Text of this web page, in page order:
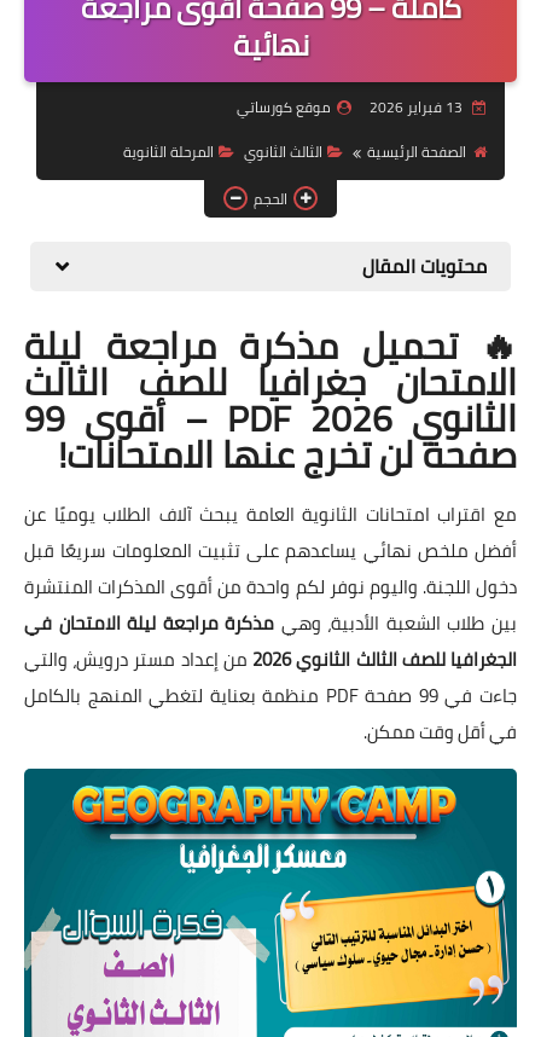
موضوعات
تربويات
تكنولوجيا
قصص للأطفال
نهائية
موقع كورساتي
الصفحة الرئيسية
الثالث الثانوي
المرحلة الثانوية
الحجم
محتويات المقال
🔥 تحميل مذكرة مراجعة ليلة
الامتحان جغرافيا للصف الثالث
الثانوي 2026 PDF – أقوى 99
صفحة لن تخرج عنها الامتحانات!
مع اقتراب امتحانات الثانوية العامة يبحث آلاف الطلاب يوميًا عن
أفضل ملخص نهائي يساعدهم على تثبيت المعلومات سريعًا قبل
دخول اللجنة. واليوم نوفر لكم واحدة من أقوى المذكرات المنتشرة
بين طلاب الشعبة الأدبية، وهي مذكرة مراجعة ليلة الامتحان في
الجغرافيا للصف الثالث الثانوي 2026
من إعداد مستر درويش، والتي
جاءت في 99 صفحة PDF منظمة بعناية لتغطي المنهج بالكامل
في أقل وقت ممكن.